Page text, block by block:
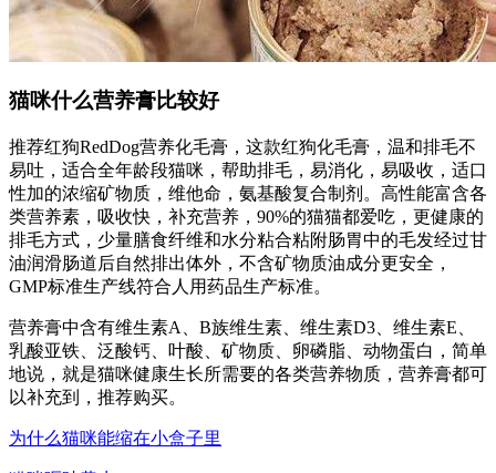
猫咪什么营养膏比较好
推荐红狗RedDog营养化毛膏，这款红狗化毛膏，温和排毛不
易吐，适合全年龄段猫咪，帮助排毛，易消化，易吸收，适口
性加的浓缩矿物质，维他命，氨基酸复合制剂。高性能富含各
类营养素，吸收快，补充营养，90%的猫猫都爱吃，更健康的
排毛方式，少量膳食纤维和水分粘合粘附肠胃中的毛发经过甘
油润滑肠道后自然排出体外，不含矿物质油成分更安全，
GMP标准生产线符合人用药品生产标准。
营养膏中含有维生素A、B族维生素、维生素D3、维生素E、
乳酸亚铁、泛酸钙、叶酸、矿物质、卵磷脂、动物蛋白，简单
地说，就是猫咪健康生长所需要的各类营养物质，营养膏都可
以补充到，推荐购买。
为什么猫咪能缩在小盒子里